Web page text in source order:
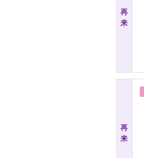
再
来
再
来